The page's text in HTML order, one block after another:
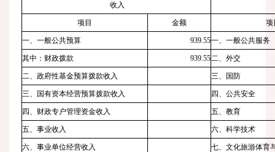
收入
项目 金额 项
一、一般公共预算 939.55一、一般公共服务
其中：财政拨款 939.55二、外交
二、政府性基金预算拨款收入 三、国防
三、国有资本经营预算拨款收入 四、公共安全
四、财政专户管理资金收入 五、教育
五、事业收入 六、科学技术
六、事业单位经营收入 七、文化旅游体育